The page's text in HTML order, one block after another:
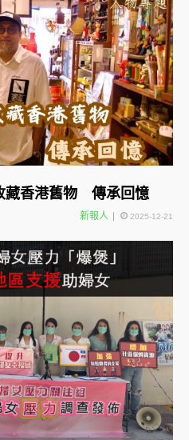
藏香港舊物 傳承回憶
新報人 2025-12-21